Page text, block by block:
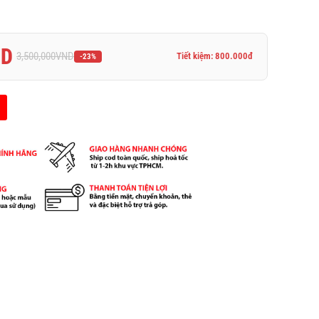
3,500,000VND -23% Tiết kiệm: 800.000đ